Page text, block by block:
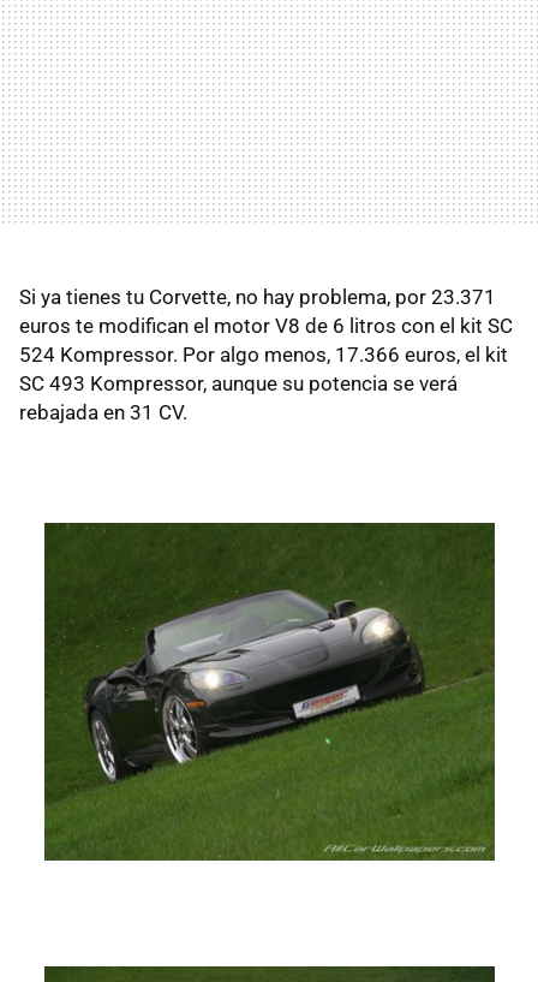
Si ya tienes tu Corvette, no hay problema, por 23.371
euros te modifican el motor V8 de 6 litros con el kit SC
524 Kompressor. Por algo menos, 17.366 euros, el kit
SC 493 Kompressor, aunque su potencia se verá
rebajada en 31 CV.